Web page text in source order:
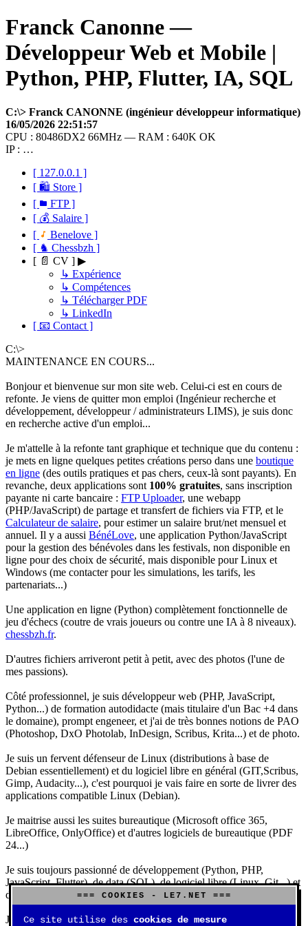
Franck Canonne —
Développeur Web et Mobile |
Python, PHP, Flutter, IA, SQL
C:\> Franck CANONNE (ingénieur développeur informatique)
16/05/2026 22:51:57
CPU : 80486DX2 66MHz — RAM : 640K OK
IP : …
[ 127.0.0.1 ]
[ 🛍 Store ]
[
FTP ]
[ 💰 Salaire ]
[
Benelove ]
[ ♞ Chessbzh ]
[ 📄 CV ] ▶
↳ Expérience
↳ Compétences
↳ Télécharger PDF
↳ LinkedIn
[ 📧 Contact ]
C:\>
MAINTENANCE EN COURS...
Bonjour et bienvenue sur mon site web. Celui-ci est en cours de
refonte. Je viens de quitter mon emploi (Ingénieur recherche et
développement, développeur / administrateurs LIMS), je suis donc
en recherche active d'un emploi...
Je m'attelle à la refonte tant graphique et technique que du contenu :
je mets en ligne quelques petites créations perso dans une boutique
en ligne (des outils pratiques et pas chers, ceux-là sont payants). En
revanche, deux applications sont 100% gratuites, sans inscription
payante ni carte bancaire : FTP Uploader, une webapp
(PHP/JavaScript) de partage et transfert de fichiers via FTP, et le
Calculateur de salaire, pour estimer un salaire brut/net mensuel et
annuel. Il y a aussi BénéLove, une application Python/JavaScript
pour la gestion des bénévoles dans les festivals, non disponible en
ligne pour des choix de sécurité, mais disponible pour Linux et
Windows (me contacter pour les simulations, les tarifs, les
partenariats...)
Une application en ligne (Python) complètement fonctionnelle de
jeu d'échecs (coutre de vrais joueurs ou contre une IA à 8 niveaux).
chessbzh.fr.
D'autres fichiers arriveront petit à petit, avec des photos (l'une de
mes passions).
Côté professionnel, je suis développeur web (PHP, JavaScript,
Python...) de formation autodidacte (mais titulaire d'un Bac +4 dans
le domaine), prompt engeneer, et j'ai de très bonnes notions de PAO
(Photoshop, DxO Photolab, InDesign, Scribus, Krita...) et de photo.
Je suis un fervent défenseur de Linux (distributions à base de
Debian essentiellement) et du logiciel libre en général (GIT,Scribus,
Gimp, Audacity...), c'est pourquoi je vais faire en sorte de livrer des
applications compatible Linux (Debian).
Je maitrise aussi les suites bureautique (Microsoft office 365,
LibreOffice, OnlyOffice) et d'autres logiciels de bureautique (PDF
24...)
Je suis toujours passionné de développement (Python, PHP,
JavaScript, Flutter), de data (SQL), de logiciel libre (Linux, Git...) et
d'IA (principalement Claude et DeepSeek).
J'aime jouer, surtout aux jeux de sociétés (Risk, Uno, Scrabble...),
=== COOKIES - LE7.NET ===
Ce site utilise des cookies de mesure